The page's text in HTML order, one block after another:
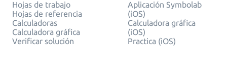
Hojas de trabajo
Hojas de referencia
Calculadoras
Calculadora gráfica
Verificar solución
Aplicación Symbolab
(iOS)
Calculadora gráfica
(iOS)
Practica (iOS)